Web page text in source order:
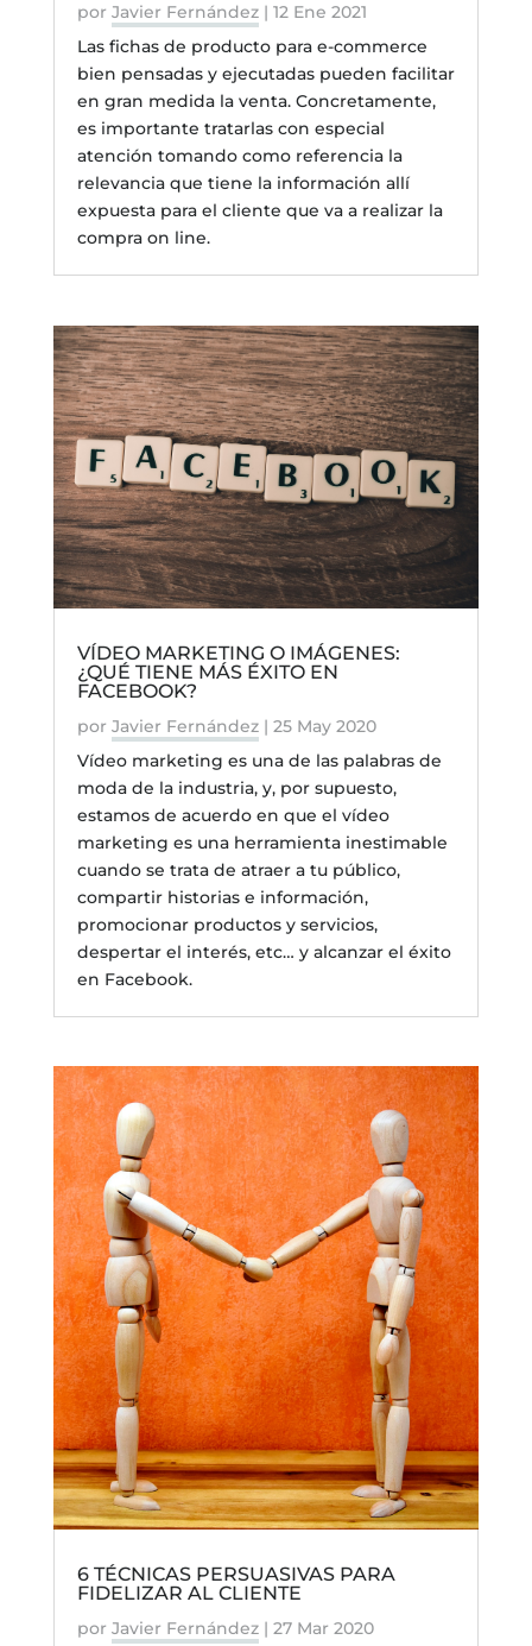
por Javier Fernández| 12 Ene 2021
Las fichas de producto para e-commerce
bien pensadas y ejecutadas pueden facilitar
en gran medida la venta. Concretamente,
es importante tratarlas con especial
atención tomando como referencia la
relevancia que tiene la información allí
expuesta para el cliente que va a realizar la
compra on line.
VÍDEO MARKETING O IMÁGENES:
¿QUÉ TIENE MÁS ÉXITO EN
FACEBOOK?
por Javier Fernández| 25 May 2020
Vídeo marketing es una de las palabras de
moda de la industria, y, por supuesto,
estamos de acuerdo en que el vídeo
marketing es una herramienta inestimable
cuando se trata de atraer a tu público,
compartir historias e información,
promocionar productos y servicios,
despertar el interés, etc… y alcanzar el éxito
en Facebook.
6 TÉCNICAS PERSUASIVAS PARA
FIDELIZAR AL CLIENTE
por Javier Fernández| 27 Mar 2020